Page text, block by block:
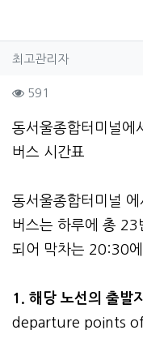
작성자 정보
최고관리자작성
컨텐츠 정보
591
본문
동서울종합터미널에
버스 시간표
동서울종합터미널
버스는 하루에 총
되어 막차는 20:30
1. 해당 노선의 출발
departure points